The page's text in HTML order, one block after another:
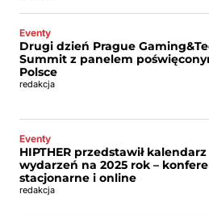
Eventy
Drugi dzień Prague
Summit z panelem
Polsce
redakcja
Eventy
HIPTHER przedstawił kalendarz
wydarzeń na 2025 rok –
stacjonarne i online
redakcja